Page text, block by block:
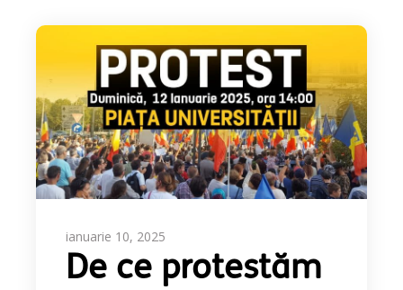
ianuarie 10, 2025
De ce protestăm